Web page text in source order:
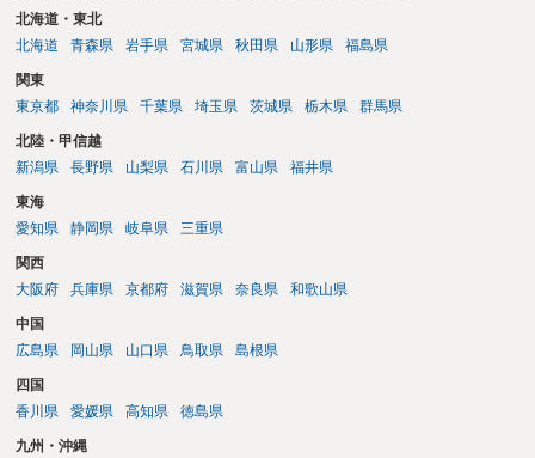
北海道・東北
北海道
青森県 岩手県 宮城県 秋田県 山形県 福島県
関東
東京都
神奈川県 千葉県 埼玉県 茨城県 栃木県 群馬県
北陸・甲信越
新潟県
長野県 山梨県 石川県 富山県 福井県
東海
愛知県
静岡県 岐阜県 三重県
関西
大阪府
兵庫県 京都府 滋賀県 奈良県 和歌山県
中国
広島県
岡山県 山口県 鳥取県 島根県
四国
香川県
愛媛県 高知県 徳島県
九州・沖縄